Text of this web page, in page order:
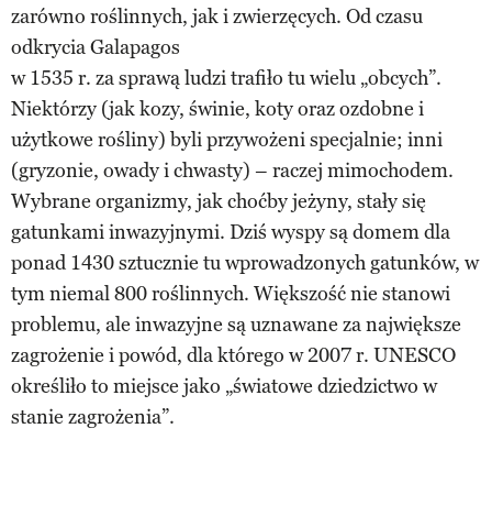
zarówno roślinnych, jak i zwierzęcych. Od czasu
odkrycia Galapagos
w 1535 r. za sprawą ludzi trafiło tu wielu „obcych”.
Niektórzy (jak kozy, świnie, koty oraz ozdobne i
użytkowe rośliny) byli przywożeni specjalnie; inni
(gryzonie, owady i chwasty) – raczej mimochodem.
Wybrane organizmy, jak choćby jeżyny, stały się
gatunkami inwazyjnymi. Dziś wyspy są domem dla
ponad 1430 sztucznie tu wprowadzonych gatunków, w
tym niemal 800 roślinnych. Większość nie stanowi
problemu, ale inwazyjne są uznawane za największe
zagrożenie i powód, dla którego w 2007 r. UNESCO
określiło to miejsce jako „światowe dziedzictwo w
stanie zagrożenia”.